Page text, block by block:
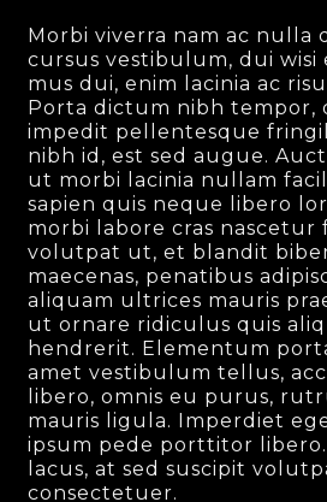
Morbi viverra nam ac nulla
cursus vestibulum, dui wisi
mus dui, enim lacinia ac
Porta dictum nibh tempor,
impedit pellentesque
nibh id, est sed augue.
ut morbi lacinia nullam
sapien quis neque libero
morbi labore cras nascetur
volutpat ut, et blandit
maecenas, penatibus
aliquam ultrices mauris
ut ornare ridiculus quis
hendrerit. Elementum
amet vestibulum tellus,
libero, omnis eu purus,
mauris ligula. Imperdiet
ipsum pede porttitor libero.
lacus, at sed suscipit
consectetuer.